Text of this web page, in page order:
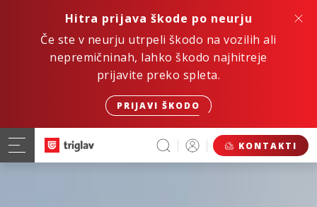
Hitra prijava škode po neurju
Če ste v neurju utrpeli škodo na vozilih ali
nepremičninah, lahko škodo najhitreje
prijavite preko spleta.
PRIJAVI ŠKODO
KONTAKTI